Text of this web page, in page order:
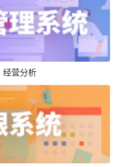
经营分析